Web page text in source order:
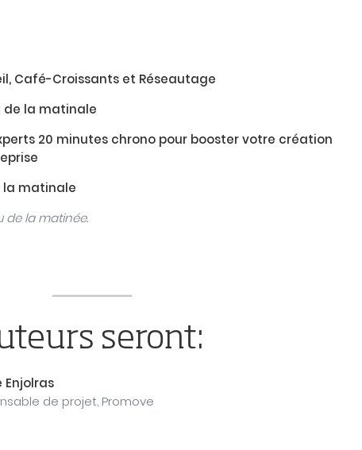
Café-Croissants et Réseautage
de la matinale
20 minutes chrono pour booster votre création
la matinale
de la matinée.
seront:
Enjolras
de projet, Promove